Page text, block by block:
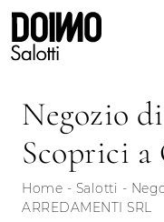
Negozio
Scoprici a
Home - Salotti -
ARREDAMENTI SRL